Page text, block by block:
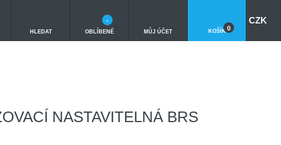
HLEDAT OBLÍBENÉ
-
MŮJ ÚČET KOŠÍK 0
CZK
NASTAVITELNÁ BRS